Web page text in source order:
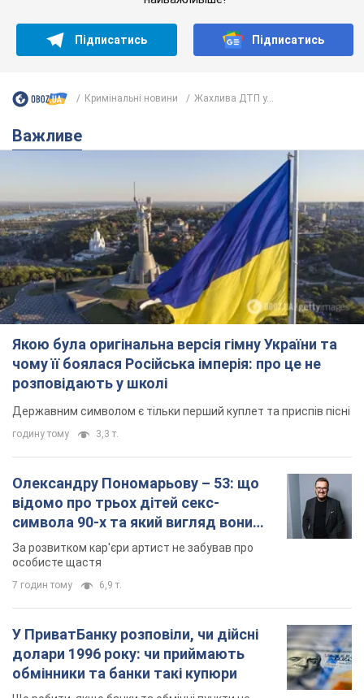
Підписатись Підписатись
Кримінальні новини Жахлива ДТП у...
Важливе
Якою була оригінальна версія гімну України та
чому її боялася Російська імперія: про це не
розповідають у школі
Державним символом є тільки перший куплет та приспів пісні
годину тому 3,3 т.
Олександру Пономарьову – 53: що
відомо про трьох дітей секс-
символа 90-х та який вигляд вони
мають
За розвитком кар'єри артист не забував про
особисте щастя
7 годин тому 6,9 т.
У ПриватБанку розповіли, чи дійсні
долари 1996 року: чи приймають
обмінники та банки такі купюри